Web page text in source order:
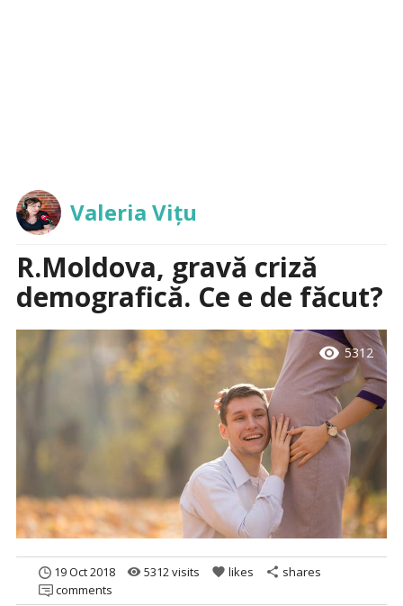
Valeria Vițu
R.Moldova, gravă criză
demografică. Ce e de făcut?
visibility 5312
19 Oct 2018 remove_red_eye 5312 visits favorite likes share shares
comments